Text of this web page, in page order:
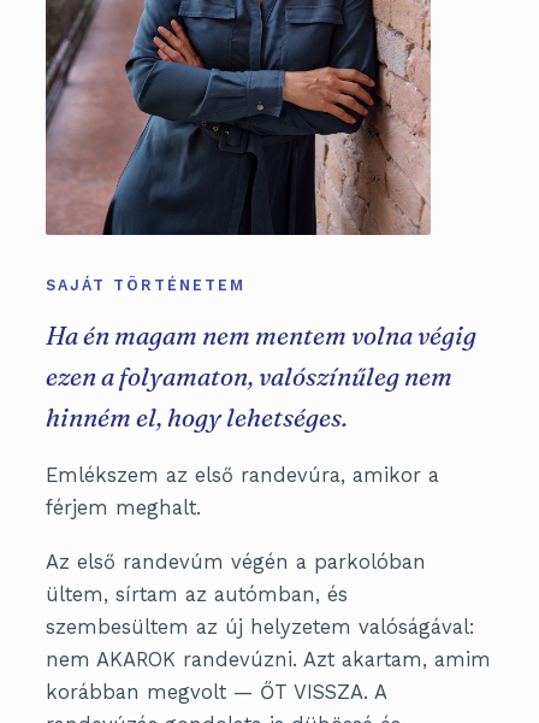
SAJÁT TÖRTÉNETEM
Ha én magam nem mentem volna végig
ezen a folyamaton, valószínűleg nem
hinném el, hogy lehetséges.
Emlékszem az első randevúra, amikor a
férjem meghalt.
Az első randevúm végén a parkolóban
ültem, sírtam az autómban, és
szembesültem az új helyzetem valóságával:
nem AKAROK randevúzni. Azt akartam, amim
korábban megvolt — ŐT VISSZA. A